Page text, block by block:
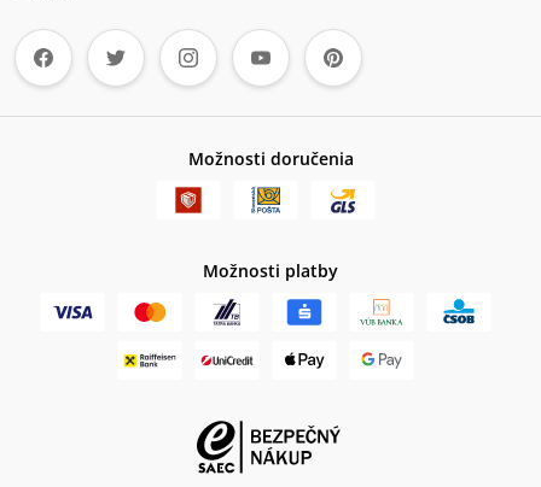
Možnosti doručenia
Možnosti platby